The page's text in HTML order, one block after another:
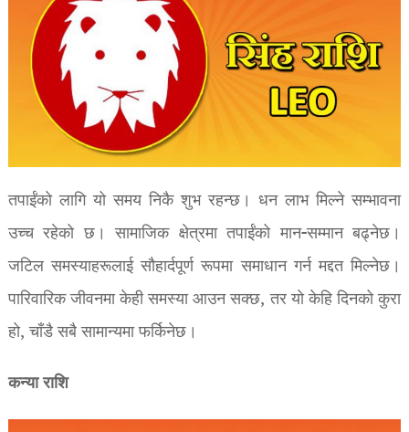
तपाईंको लागि यो समय निकै शुभ रहन्छ। धन लाभ मिल्ने सम्भावना
उच्च रहेको छ। सामाजिक क्षेत्रमा तपाईंको मान-सम्मान बढ्नेछ।
जटिल समस्याहरूलाई सौहार्दपूर्ण रूपमा समाधान गर्न मद्दत मिल्नेछ।
पारिवारिक जीवनमा केही समस्या आउन सक्छ, तर यो केहि दिनको कुरा
हो, चाँडै सबै सामान्यमा फर्किनेछ।
कन्या राशि